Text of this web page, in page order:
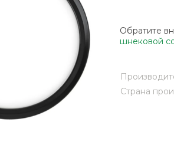
Обратите
шнековой
Страна